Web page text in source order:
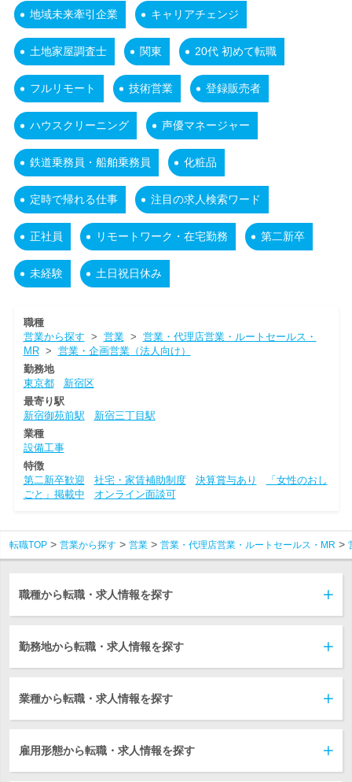
地域未来牽引企業 キャリアチェンジ
土地家屋調査士 関東 20代 初めて転職
フルリモート 技術営業 登録販売者
ハウスクリーニング 声優マネージャー
鉄道乗務員・船舶乗務員 化粧品
定時で帰れる仕事 注目の求人検索ワード
正社員 リモートワーク・在宅勤務 第二新卒
未経験 土日祝日休み
職種
営業から探す > 営業> 営業・代理店営業・ルートセールス・
MR> 営業・企画営業（法人向け）
勤務地
東京都
新宿区
最寄り駅
新宿御苑前駅
新宿三丁目駅
業種
設備工事
特徴
第二新卒歓迎
社宅・家賃補助制度 決算賞与あり
「女性のおし
ごと」掲載中
オンライン面談可
転職TOP 営業から探す 営業 営業・代理店営業・ルートセールス・MR
職種から転職・求人情報を探す
勤務地から転職・求人情報を探す
業種から転職・求人情報を探す
雇用形態から転職・求人情報を探す